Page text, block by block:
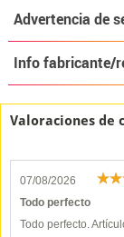
Advertencia de
Info fabricante/
Valoraciones de
07/08/2026
Todo perfecto
Todo perfecto.